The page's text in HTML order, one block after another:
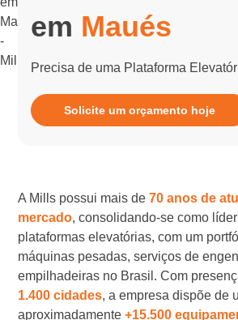
em Maués
Precisa de uma Plataforma
Solicite um orçamento hoje
A Mills possui mais de70 anos de
mercado, consolidando-se como
plataformas elevatórias, com um
máquinas pesadas, serviços de
empilhadeiras no Brasil. Com
1.400 cidades, a empresa dispõe de
aproximadamente+15.500